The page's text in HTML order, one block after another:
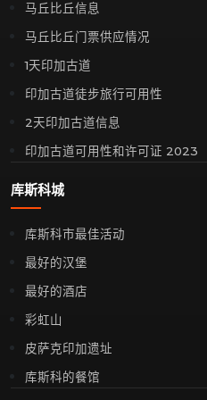
马丘比丘信息
马丘比丘门票供应情况
1天印加古道
印加古道徒步旅行可用性
2天印加古道信息
印加古道可用性和许可证 2023
库斯科城
库斯科市最佳活动
最好的汉堡
最好的酒店
彩虹山
皮萨克印加遗址
库斯科的餐馆